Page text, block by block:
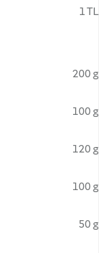
1 TL
200 g
100 g
120 g
100 g
50 g